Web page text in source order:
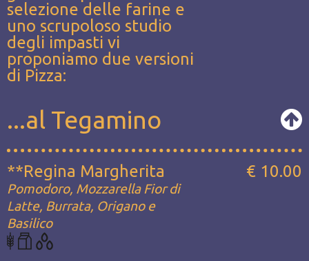
selezione delle farine e
uno scrupoloso studio
degli impasti vi
proponiamo due versioni
di Pizza:
...al Tegamino
**Regina Margherita
Pomodoro, Mozzarella Fior di
Latte, Burrata, Origano e
Basilico
€ 10.00